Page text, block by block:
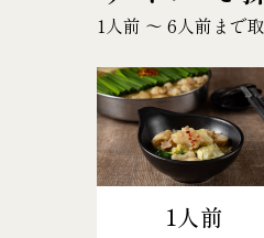
1人前 〜 6人前まで
1人前